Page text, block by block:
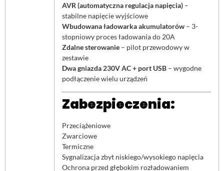
AVR (automatyczna regulacja napięcia) –
stabilne napięcie wyjściowe
Wbudowana ładowarka akumulatorów – 3-
stopniowy proces ładowania do 20A
Zdalne sterowanie – pilot przewodowy w
zestawie
Dwa gniazda 230V AC + port USB – wygodne
podłączenie wielu urządzeń
Zabezpieczenia:
Przeciążeniowe
Zwarciowe
Termiczne
Sygnalizacja zbyt niskiego/wysokiego napięcia
Ochrona przed głębokim rozładowaniem